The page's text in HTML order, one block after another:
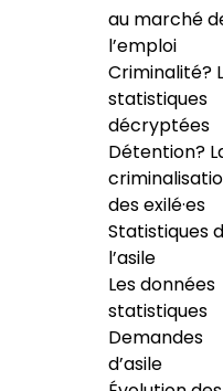
au marché
l’emploi
Criminalité?
statistiques
décryptées
Détention?
des exilé·es
Statistiques
l’asile
Les données
statistiques
Demandes
d’asile